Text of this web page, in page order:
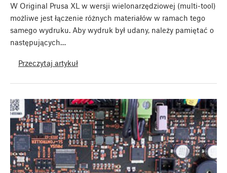
W Original Prusa XL w wersji wielonarzędziowej (multi-tool)
możliwe jest łączenie różnych materiałów w ramach tego
samego wydruku. Aby wydruk był udany, należy pamiętać o
następujących…
Przeczytaj artykuł